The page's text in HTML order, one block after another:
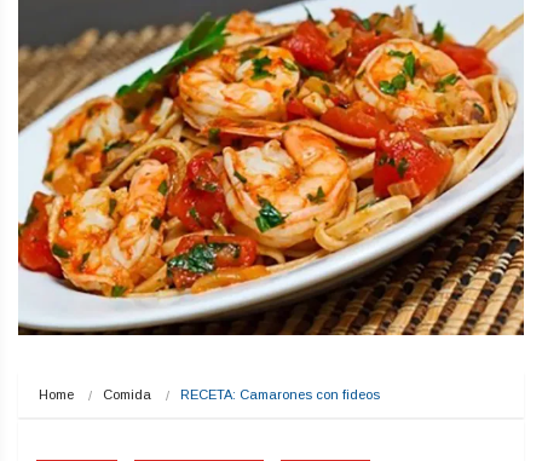
Home Comida RECETA: Camarones con fideos